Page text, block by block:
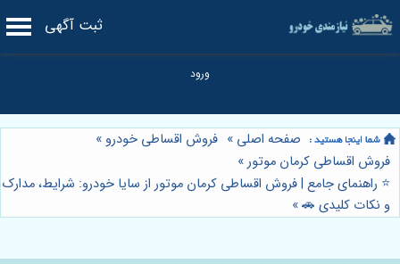
ثبت آگهی
صفحه اصلی » فروش اقساطی خودرو »
فروش اقساطی کرمان موتور»
⭐️ راهنمای جامع | فروش اقساطی کرمان موتور از سایا خودرو: شرایط، مدارک
و نکات کلیدی 🚗»